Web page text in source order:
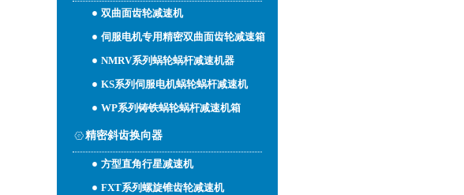
双曲面齿轮减速机
伺服电机专用精密双曲面齿轮减速箱
NMRV系列蜗轮蜗杆减速机器
KS系列伺服电机蜗轮蜗杆减速机
WP系列铸铁蜗轮蜗杆减速机箱
精密斜齿换向器
方型直角行星减速机
FXT系列螺旋锥齿轮减速机